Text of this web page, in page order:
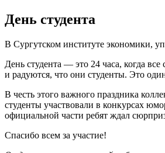
День студента
В Сургутском институте экономики,
День студента — это 24 часа, когда
и радуются, что они студенты. Это
В честь этого важного праздника
студенты участвовали в конкурсах
официальной части ребят ждал
Спасибо всем за участие!